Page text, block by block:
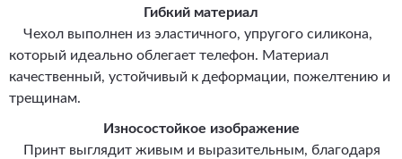
Гибкий материал
Чехол выполнен из эластичного, упругого силикона,
который идеально облегает телефон. Материал
качественный, устойчивый к деформации, пожелтению и
трещинам.
Износостойкое изображение
Принт выглядит живым и выразительным, благодаря